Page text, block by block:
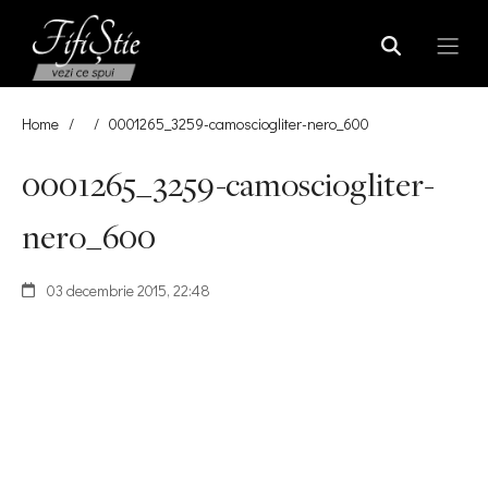
Home / / 0001265_3259-camosciogliter-nero_600
0001265_3259-camosciogliter-
nero_600
03 decembrie 2015, 22:48